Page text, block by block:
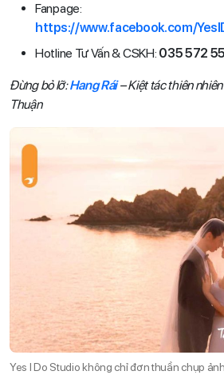
Fanpage:
https://www.facebook.com/
Hotline Tư Vấn & CSKH: 035 572
Đừng bỏ lỡ:Hang Rái– Kiệt tác thiên
Thuận
Yes I Do Studio không chỉ đơn thuần chụp